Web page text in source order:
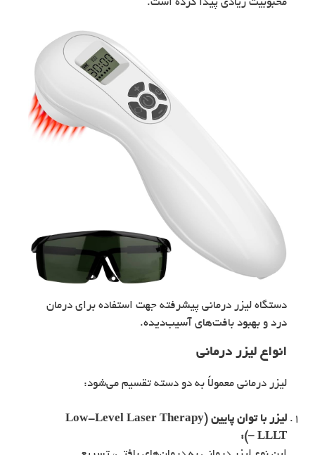
محبوبیت زیادی پیدا کرده است.
دستگاه لیزر درمانی پیشرفته جهت استفاده برای درمان
درد و بهبود بافت‌های آسیب‌دیده.
انواع لیزر درمانی
لیزر درمانی معمولاً به دو دسته تقسیم می‌شود:
لیزر با توان پایین (Low-Level Laser Therapy
– LLLT):